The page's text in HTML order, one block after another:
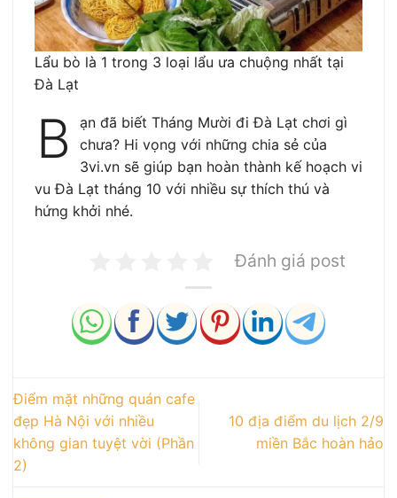
Lẩu bò là 1 trong 3 loại lẩu ưa chuộng nhất tại
Đà Lạt
B
ạn đã biết Tháng Mười đi Đà Lạt chơi gì
chưa? Hi vọng với những chia sẻ của
3vi.vn sẽ giúp bạn hoàn thành kế hoạch vi
vu Đà Lạt tháng 10 với nhiều sự thích thú và
hứng khởi nhé.
Đánh giá post
Điểm mặt những quán cafe
đẹp Hà Nội với nhiều
không gian tuyệt vời (Phần
2)
10 địa điểm du lịch 2/9
miền Bắc hoàn hảo